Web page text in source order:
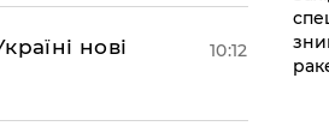
нові
10:12